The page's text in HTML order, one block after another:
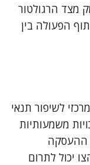
מצד הרגולטור
הפעולה בין
לשיפור תנאי
משמעותיות
ההעסקה
יכול לתרום